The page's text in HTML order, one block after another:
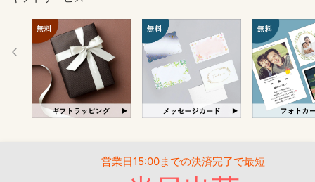
営業日15:00までの決済完了で最短